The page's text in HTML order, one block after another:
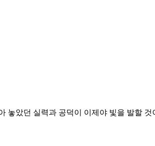
았던 실력과 공덕이 이제야 빛을 발할 것